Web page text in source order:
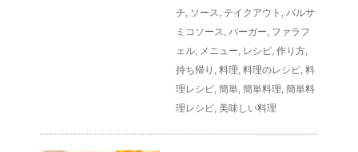
チ, ソース, テイクアウト , バルサ
ミコソース, バーガー, ファラフ
ェル, メニュー, レシピ, 作り方,
持ち帰り , 料理, 料理のレシピ, 料
理レシピ, 簡単, 簡単料理, 簡単料
理レシピ, 美味しい料理